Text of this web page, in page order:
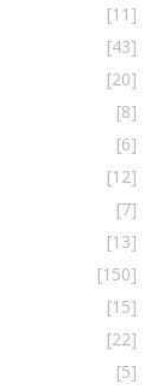
[11]
[43]
[20]
[8]
[6]
[12]
[7]
[13]
[150]
[15]
[22]
[5]